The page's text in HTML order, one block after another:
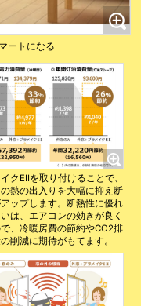
ートになる
クEⅡを取り付けることで、
熱の出入りを大幅に抑え断
ップします。断熱性に優れ
は、エアコンの効きが良く
、冷暖房費の節約やCO2排
削減に期待がもてます。